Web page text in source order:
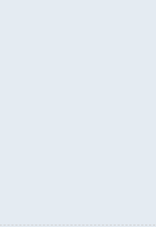
先)비핵화만 되뇌는 것은
할 것"이라고 말했다. 하
안정에 플러스냐, 결론적
. 상품수입은 644억8000만
증가했다. IT 품목
품(47.5%) ▲화공품
에서 4억4000만달러 적자
로 32억7000만달러 흑자